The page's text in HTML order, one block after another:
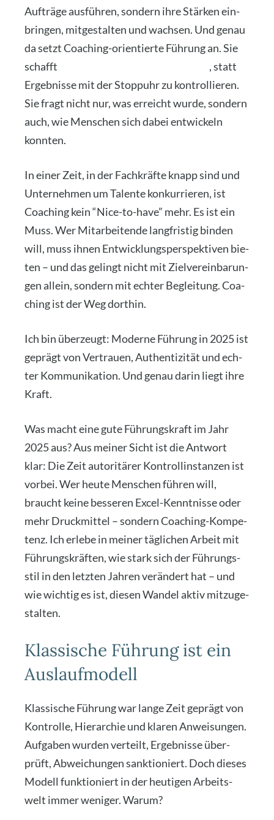
Auf­trä­ge aus­füh­ren, son­dern ihre Stär­ken ein­
brin­gen, mit­ge­stal­ten und wach­sen. Und genau
da setzt Coa­ching-ori­en­tier­te Füh­rung an. Sie
schafft
, statt
Ergeb­nis­se mit der Stopp­uhr zu kon­trol­lie­ren.
Sie fragt nicht nur, was erreicht wur­de, son­dern
auch, wie Men­schen sich dabei ent­wi­ckeln
konn­ten.
In einer Zeit, in der Fach­kräf­te knapp sind und
Unter­neh­men um Talen­te kon­kur­rie­ren, ist
Coa­ching kein “Nice-to-have” mehr. Es ist ein
Muss. Wer Mit­ar­bei­ten­de lang­fris­tig bin­den
will, muss ihnen Ent­wick­lungs­per­spek­ti­ven bie­
ten – und das gelingt nicht mit Ziel­ver­ein­ba­run­
gen allein, son­dern mit ech­ter Beglei­tung. Coa­
ching ist der Weg dort­hin.
Ich bin über­zeugt: Moder­ne Füh­rung in 2025 ist
geprägt von Ver­trau­en, Authen­ti­zi­tät und ech­
ter Kom­mu­ni­ka­ti­on. Und genau dar­in liegt ihre
Kraft.
Was macht eine gute Füh­rungs­kraft im Jahr
2025 aus? Aus mei­ner Sicht ist die Ant­wort
klar: Die Zeit auto­ri­tä­rer Kon­troll­in­stan­zen ist
vor­bei. Wer heu­te Men­schen füh­ren will,
braucht kei­ne bes­se­ren Excel-Kennt­nis­se oder
mehr Druck­mit­tel – son­dern Coa­ching-Kom­pe­
tenz. Ich erle­be in mei­ner täg­li­chen Arbeit mit
Füh­rungs­kräf­ten, wie stark sich der Füh­rungs­
stil in den letz­ten Jah­ren ver­än­dert hat – und
wie wich­tig es ist, die­sen Wan­del aktiv mit­zu­ge­
stal­ten.
Klassische Führung ist ein
Auslaufmodell
Klas­si­sche Füh­rung war lan­ge Zeit geprägt von
Kon­trol­le, Hier­ar­chie und kla­ren Anwei­sun­gen.
Auf­ga­ben wur­den ver­teilt, Ergeb­nis­se über­
prüft, Abwei­chun­gen sank­tio­niert. Doch die­ses
Modell funk­tio­niert in der heu­ti­gen Arbeits­
welt immer weni­ger. War­um?